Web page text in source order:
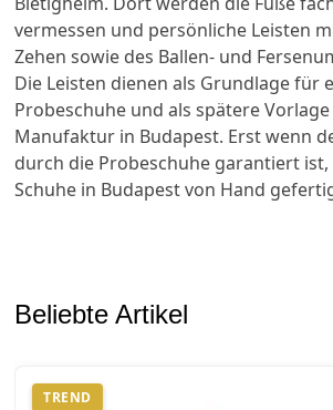
vermessen und persönliche Leisten
Zehen sowie des Ballen- und
Die Leisten dienen als Grundlage für
Probeschuhe und als spätere
Manufaktur in Budapest. Erst wenn
durch die Probeschuhe garantiert
Schuhe in Budapest von Hand
Beliebte Artikel
TREND